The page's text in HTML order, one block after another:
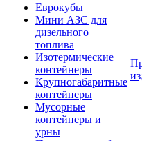
Еврокубы
Мини АЗС для
дизельного
топлива
Изотермические
контейнеры
Крупногабаритные
контейнеры
Мусорные
контейнеры и
урны